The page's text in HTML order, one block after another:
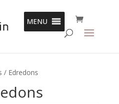
MENU
/ Edredons